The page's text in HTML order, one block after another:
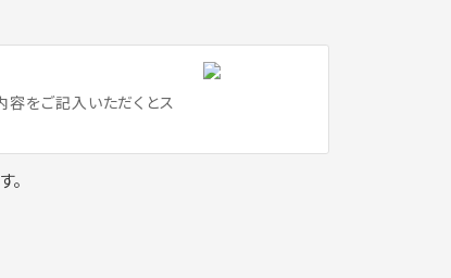
をご記入いただくとス